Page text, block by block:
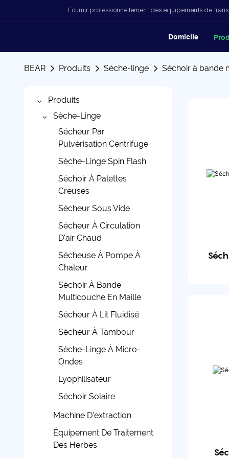
Fournir professionnellement des équipements de
Domicile
BEAR Produits Sèche-linge Séchoir à bande
Produits
Sèche-Linge
Sécheur Par
Pulvérisation Centrifuge
Sèche-Linge Spin Flash
Séchoir À Palettes
Creuses
Sécheur Sous Vide
Sécheur À Circulation
D'air Chaud
Sécheuse À Pompe À
Chaleur
Séchoir À Bande
Multicouche En Maille
Sécheur À Lit Fluidisé
Sécheur À Tambour
Sèche-Linge À Micro-
Ondes
Lyophilisateur
Séchoir Solaire
Machine D'extraction
Équipement De Traitement
Des Herbes